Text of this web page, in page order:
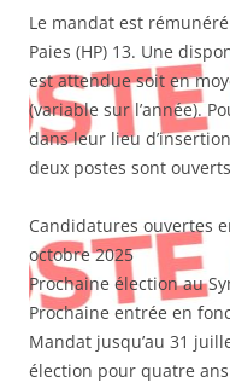
Le mandat est rémunéré
Paies (HP) 13. Une
est attendue soit en
(variable sur l’année).
dans leur lieu
deux postes sont
Candidatures ouvertes
octobre 2025
Prochaine élection au
Prochaine entrée en
Mandat jusqu’au 31
élection pour quatre ans